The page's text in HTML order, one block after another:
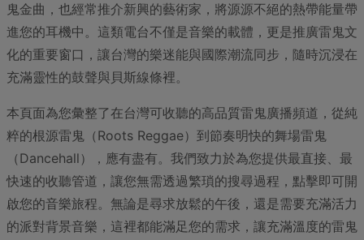
鬼金曲，也經常推介新興的藝術家，將源源不絕的熱帶能量帶
進您的耳機中。這類電台不僅是音樂的載體，更是推廣雷鬼文
化的重要窗口，讓台灣的樂迷能與國際潮流同步，隨時沉浸在
充滿靈性的鼓聲與貝斯線條裡。
本頁面為您彙整了在台灣可收聽的高品質雷鬼廣播頻道，從純
粹的根源雷鬼（Roots Reggae）到節奏明快的舞場雷鬼
（Dancehall），應有盡有。我們致力於為您提供最直接、最
快速的收聽管道，讓您無需透過繁瑣的搜尋過程，點擊即可開
啟您的音樂旅程。無論是尋求放鬆的午後，還是需要充滿活力
的派對背景音樂，這裡都能滿足您的需求，讓充滿溫度的雷鬼